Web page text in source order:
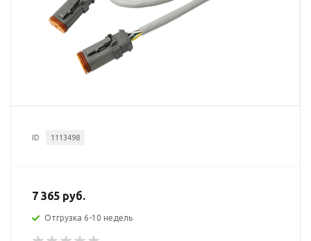
ID 1113498
7 365 руб.
Отгрузка 6-10 недель